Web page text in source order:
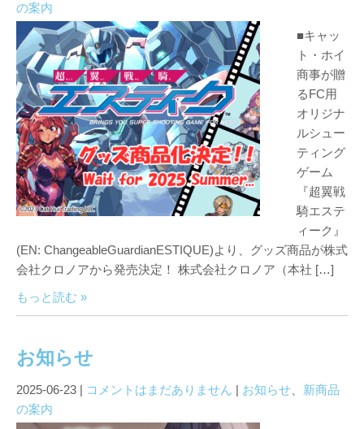
の案内
■キャッ
ト・ホイ
商事が贈
るFC用
オリジナ
ルシュー
ティング
ゲーム
『超翼戦
騎エステ
ィーク』
(EN: ChangeableGuardianESTIQUE)より、グッズ商品が株式
会社クロノアから発売決定！ 株式会社クロノア（本社 […]
もっと読む »
お知らせ
2025-06-23 | コメントはまだありません | お知らせ
新商品
の案内